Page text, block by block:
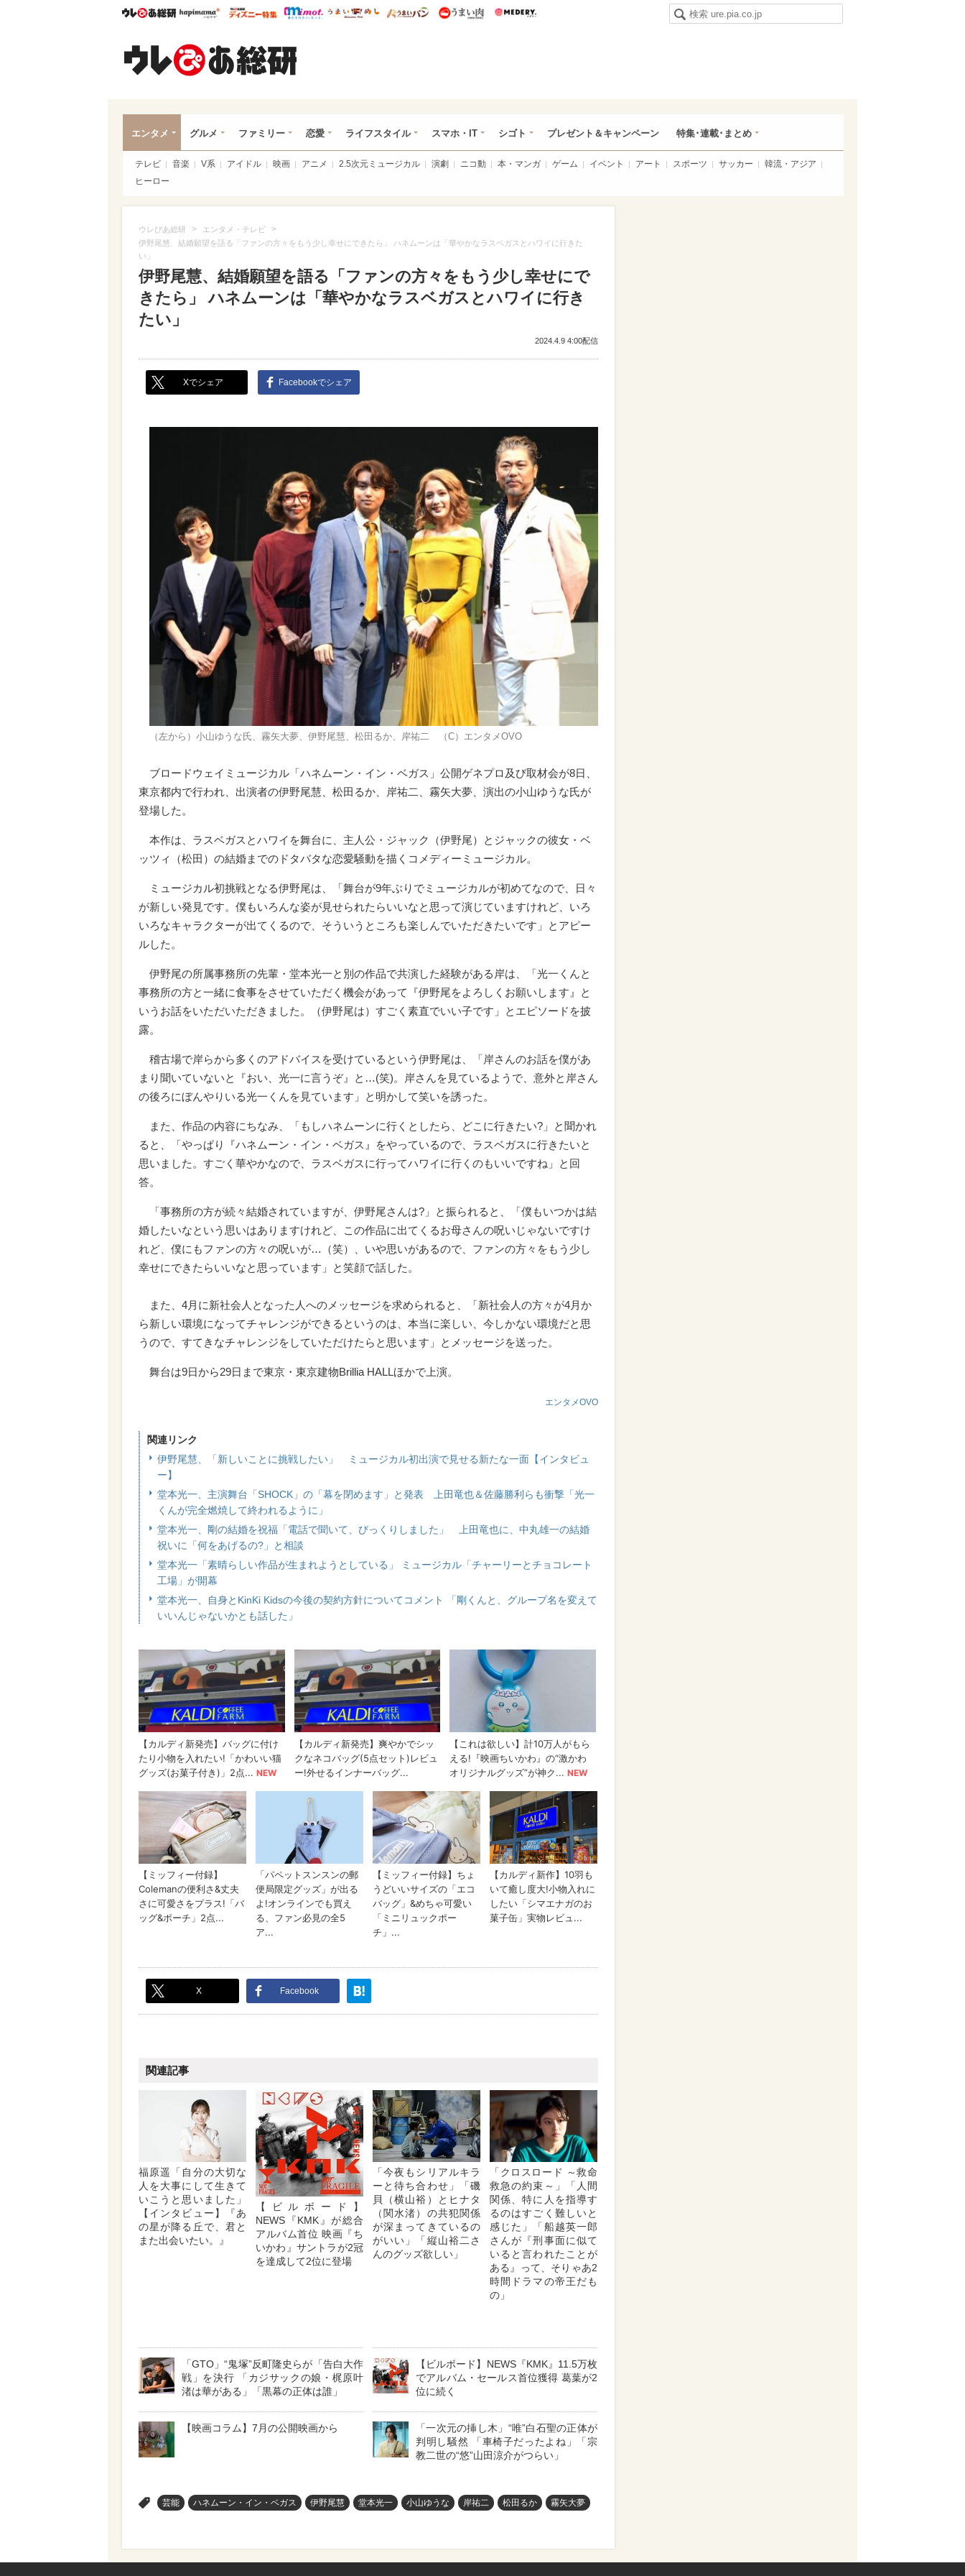
ウレぴあ総研ハピママ* ウレぴあ総研 ディズニー特集
mimot. うまいめし うまいパン うまい肉
エンタメ グルメ ファミリー 恋愛 ライフスタイル スマホ・IT シゴト プレゼント＆キャンペーン 特集･連載･まとめ
テレビ 音楽 V系 アイドル 映画 アニメ 2.5次元ミュージカル 演劇 ニコ動 本・マンガ ゲーム イベント アート スポーツ サッカー
韓流・アジア
ヒーロー
ウレぴあ総研 > エンタメ・テレビ >
伊野尾慧、結婚願望を語る「ファンの方々をもう少し幸せにできたら」 ハネムーンは「華やかなラスベガスとハワイに行きた
い」
伊野尾慧、結婚願望を語る「ファンの方々をもう少し幸せにで
きたら」 ハネムーンは「華やかなラスベガスとハワイに行き
たい」
2024.4.9 4:00配信
Xでシェア Facebookでシェア
（左から）小山ゆうな氏、霧矢大夢、伊野尾慧、松田るか、岸祐二 （C）エンタメOVO
ブロードウェイミュージカル「ハネムーン・イン・ベガス」公開ゲネプロ及び取材会が8日、
東京都内で行われ、出演者の伊野尾慧、松田るか、岸祐二、霧矢大夢、演出の小山ゆうな氏が
登場した。
本作は、ラスベガスとハワイを舞台に、主人公・ジャック（伊野尾）とジャックの彼女・ベ
ッツィ（松田）の結婚までのドタバタな恋愛騒動を描くコメディーミュージカル。
ミュージカル初挑戦となる伊野尾は、「舞台が9年ぶりでミュージカルが初めてなので、日々
が新しい発見です。僕もいろんな姿が見せられたらいいなと思って演じていますけれど、いろ
いろなキャラクターが出てくるので、そういうところも楽しんでいただきたいです」とアピー
ルした。
伊野尾の所属事務所の先輩・堂本光一と別の作品で共演した経験がある岸は、「光一くんと
事務所の方と一緒に食事をさせていただく機会があって『伊野尾をよろしくお願いします』と
いうお話をいただいただきました。（伊野尾は）すごく素直でいい子です」とエピソードを披
露。
稽古場で岸らから多くのアドバイスを受けているという伊野尾は、「岸さんのお話を僕があ
まり聞いていないと『おい、光一に言うぞ』と…(笑)。岸さんを見ているようで、意外と岸さん
の後ろにぼんやりいる光一くんを見ています」と明かして笑いを誘った。
また、作品の内容にちなみ、「もしハネムーンに行くとしたら、どこに行きたい?」と聞かれ
ると、「やっぱり『ハネムーン・イン・ベガス』をやっているので、ラスベガスに行きたいと
思いました。すごく華やかなので、ラスベガスに行ってハワイに行くのもいいですね」と回
答。
「事務所の方が続々結婚されていますが、伊野尾さんは?」と振られると、「僕もいつかは結
婚したいなという思いはありますけれど、この作品に出てくるお母さんの呪いじゃないですけ
れど、僕にもファンの方々の呪いが…（笑）、いや思いがあるので、ファンの方々をもう少し
幸せにできたらいいなと思っています」と笑顔で話した。
また、4月に新社会人となった人へのメッセージを求められると、「新社会人の方々が4月か
ら新しい環境になってチャレンジができるというのは、本当に楽しい、今しかない環境だと思
うので、すてきなチャレンジをしていただけたらと思います」とメッセージを送った。
舞台は9日から29日まで東京・東京建物Brillia HALLほかで上演。
エンタメOVO
関連リンク
伊野尾慧、「新しいことに挑戦したい」 ミュージカル初出演で見せる新たな一面【インタビュ
ー】
堂本光一、主演舞台「SHOCK」の「幕を閉めます」と発表 上田竜也＆佐藤勝利らも衝撃「光一
くんが完全燃焼して終われるように」
堂本光一、剛の結婚を祝福「電話で聞いて、びっくりしました」 上田竜也に、中丸雄一の結婚
祝いに「何をあげるの?」と相談
堂本光一「素晴らしい作品が生まれようとしている」 ミュージカル「チャーリーとチョコレート
工場」が開幕
堂本光一、自身とKinKi Kidsの今後の契約方針についてコメント 「剛くんと、グループ名を変えて
いいんじゃないかとも話した」
X Facebook
関連記事
福原遥「自分の大切な
人を大事にして生きて
いこうと思いました」
【インタビュー】『あ
の星が降る丘で、君と
また出会いたい。』
【ビルボード】
NEWS『KMK』が総合
アルバム首位 映画『ち
いかわ』サントラが2冠
を達成して2位に登場
「今夜もシリアルキラ
ーと待ち合わせ」「磯
貝（横山裕）とヒナタ
（関水渚）の共犯関係
が深まってきているの
がいい」「縦山裕二さ
んのグッズ欲しい」
「クロスロード ～救命
救急の約束～」「人間
関係、特に人を指導す
るのはすごく難しいと
感じた」「船越英一郎
さんが『刑事面に似て
いると言われたことが
ある』って、そりゃあ2
時間ドラマの帝王だも
の」
「GTO」“鬼塚”反町隆史らが「告白大作
戦」を決行 「カジサックの娘・梶原叶
渚は華がある」「黒幕の正体は誰」
【ビルボード】NEWS『KMK』11.5万枚
でアルバム・セールス首位獲得 葛葉が2
位に続く
【映画コラム】7月の公開映画から
「一次元の挿し木」“唯”白石聖の正体が
判明し騒然 「車椅子だったよね」「宗
教二世の“悠”山田涼介がつらい」
芸能 ハネムーン・イン・ベガス 伊野尾慧 堂本光一 小山ゆうな 岸祐二 松田るか 霧矢大夢